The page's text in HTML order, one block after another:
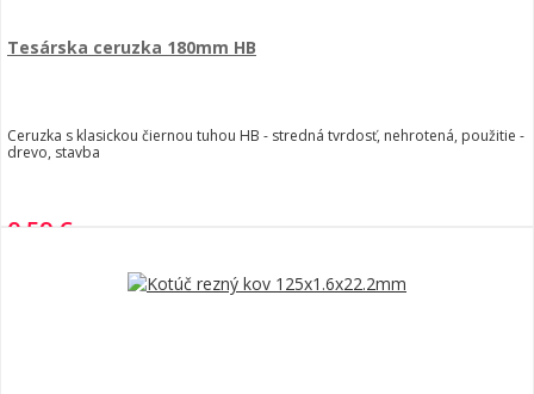
Tesárska ceruzka 180mm HB
Ceruzka s klasickou čiernou tuhou HB - stredná tvrdosť, nehrotená, použitie -
drevo, stavba
0,59 €